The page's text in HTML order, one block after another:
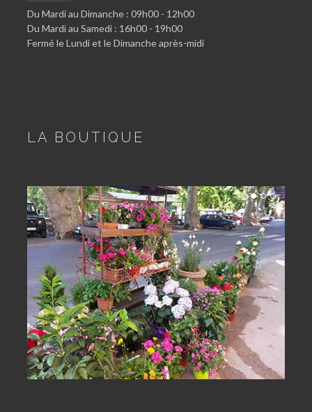
Du Mardi au Dimanche : 09h00 - 12h00
Du Mardi au Samedi : 16h00 - 19h00
Fermé le Lundi et le Dimanche après-midi
LA BOUTIQUE